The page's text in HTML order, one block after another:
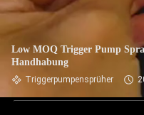
Low MOQ Trigger Pump
Handhabung
Triggerpumpensprüher